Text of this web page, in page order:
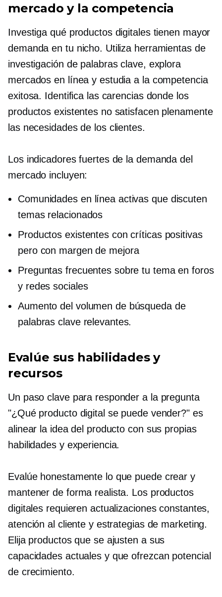
mercado y la competencia
Investiga qué productos digitales tienen mayor
demanda en tu nicho. Utiliza herramientas de
investigación de palabras clave, explora
mercados en línea y estudia a la competencia
exitosa. Identifica las carencias donde los
productos existentes no satisfacen plenamente
las necesidades de los clientes.
Los indicadores fuertes de la demanda del
mercado incluyen:
Comunidades en línea activas que discuten
temas relacionados
Productos existentes con críticas positivas
pero con margen de mejora
Preguntas frecuentes sobre tu tema en foros
y redes sociales
Aumento del volumen de búsqueda de
palabras clave relevantes.
Evalúe sus habilidades y
recursos
Un paso clave para responder a la pregunta
"¿Qué producto digital se puede vender?" es
alinear la idea del producto con sus propias
habilidades y experiencia.
Evalúe honestamente lo que puede crear y
mantener de forma realista. Los productos
digitales requieren actualizaciones constantes,
atención al cliente y estrategias de marketing.
Elija productos que se ajusten a sus
capacidades actuales y que ofrezcan potencial
de crecimiento.